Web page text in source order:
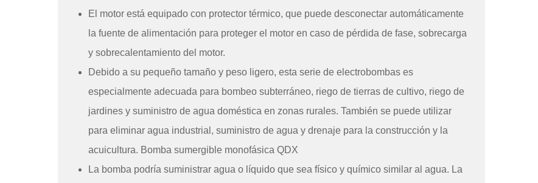
El motor está equipado con protector térmico, que puede desconectar automáticamente
la fuente de alimentación para proteger el motor en caso de pérdida de fase, sobrecarga
y sobrecalentamiento del motor.
Debido a su pequeño tamaño y peso ligero, esta serie de electrobombas es
especialmente adecuada para bombeo subterráneo, riego de tierras de cultivo, riego de
jardines y suministro de agua doméstica en zonas rurales. También se puede utilizar
para eliminar agua industrial, suministro de agua y drenaje para la construcción y la
acuicultura. Bomba sumergible monofásica QDX
La bomba podría suministrar agua o líquido que sea físico y químico similar al agua. La